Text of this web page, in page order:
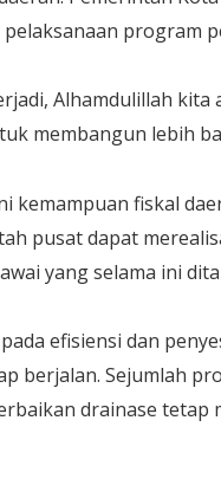
program
Alhamdulillah
membangun lebih
kemampuan fiskal
pusat dapat
yang selama ini
efisiensi dan
berjalan. Sejumlah
drainase